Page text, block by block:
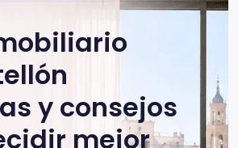
y consejos
mejor